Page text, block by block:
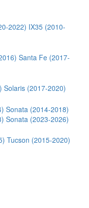
2022) IX35 (2010-
Santa Fe (2017-
Solaris (2017-2020)
Sonata (2014-2018)
Sonata (2023-2026)
Tucson (2015-2020)